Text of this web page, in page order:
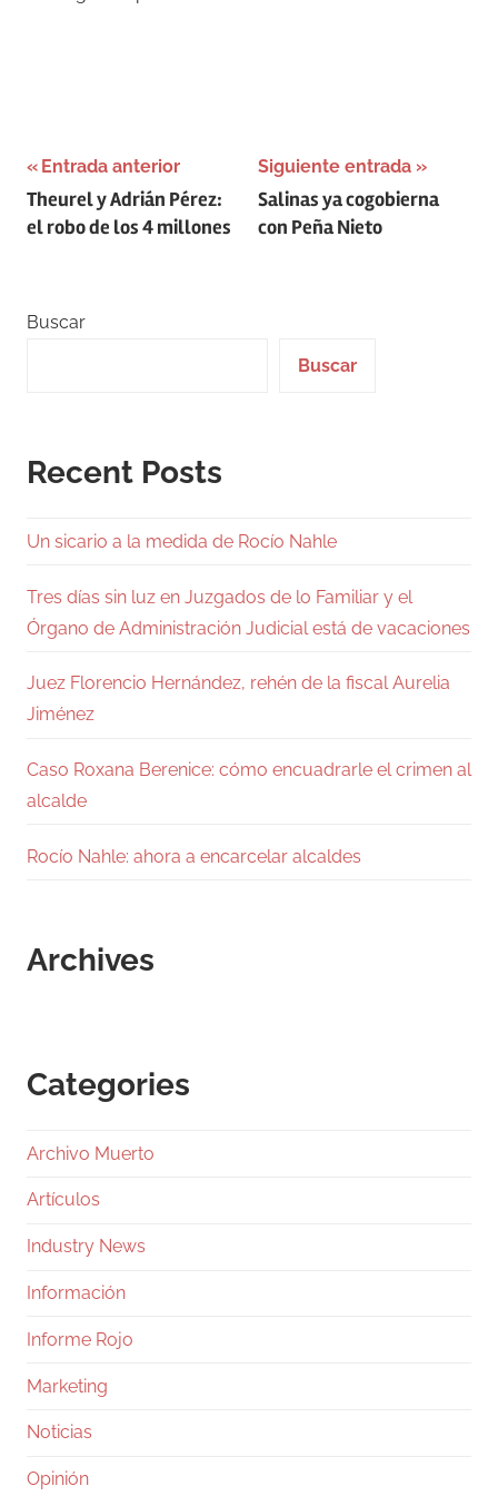
Navegación
de
Entrada anterior
Theurel y Adrián Pérez:
el robo de los 4 millones
Siguiente entrada
Salinas ya cogobierna
con Peña Nieto
Buscar
Buscar
Recent Posts
Un sicario a la medida de Rocío Nahle
Tres días sin luz en Juzgados de lo Familiar y el
Órgano de Administración Judicial está de vacaciones
Juez Florencio Hernández, rehén de la fiscal Aurelia
Jiménez
Caso Roxana Berenice: cómo encuadrarle el crimen al
alcalde
Rocío Nahle: ahora a encarcelar alcaldes
Archives
Categories
Archivo Muerto
Artículos
Industry News
Información
Informe Rojo
Marketing
Noticias
Opinión